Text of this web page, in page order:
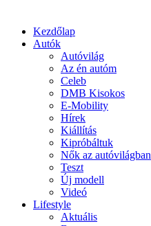
Kezdőlap
Autók
Autóvilág
Az én autóm
Celeb
DMB Kisokos
E-Mobility
Hírek
Kiállítás
Kipróbáltuk
Nők az autóvilágban
Teszt
Új modell
Videó
Lifestyle
Aktuális